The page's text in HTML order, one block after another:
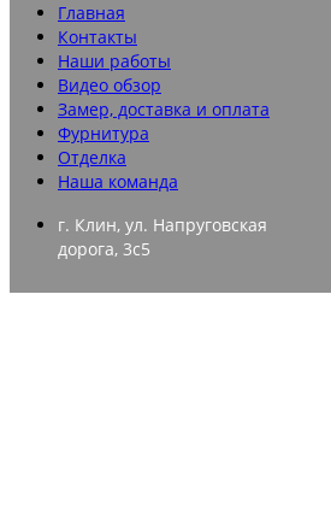
Главная
Контакты
Наши работы
Видео обзор
Замер, доставка и оплата
Фурнитура
Отделка
Наша команда
г. Клин, ул. Напруговская
дорога, 3с5